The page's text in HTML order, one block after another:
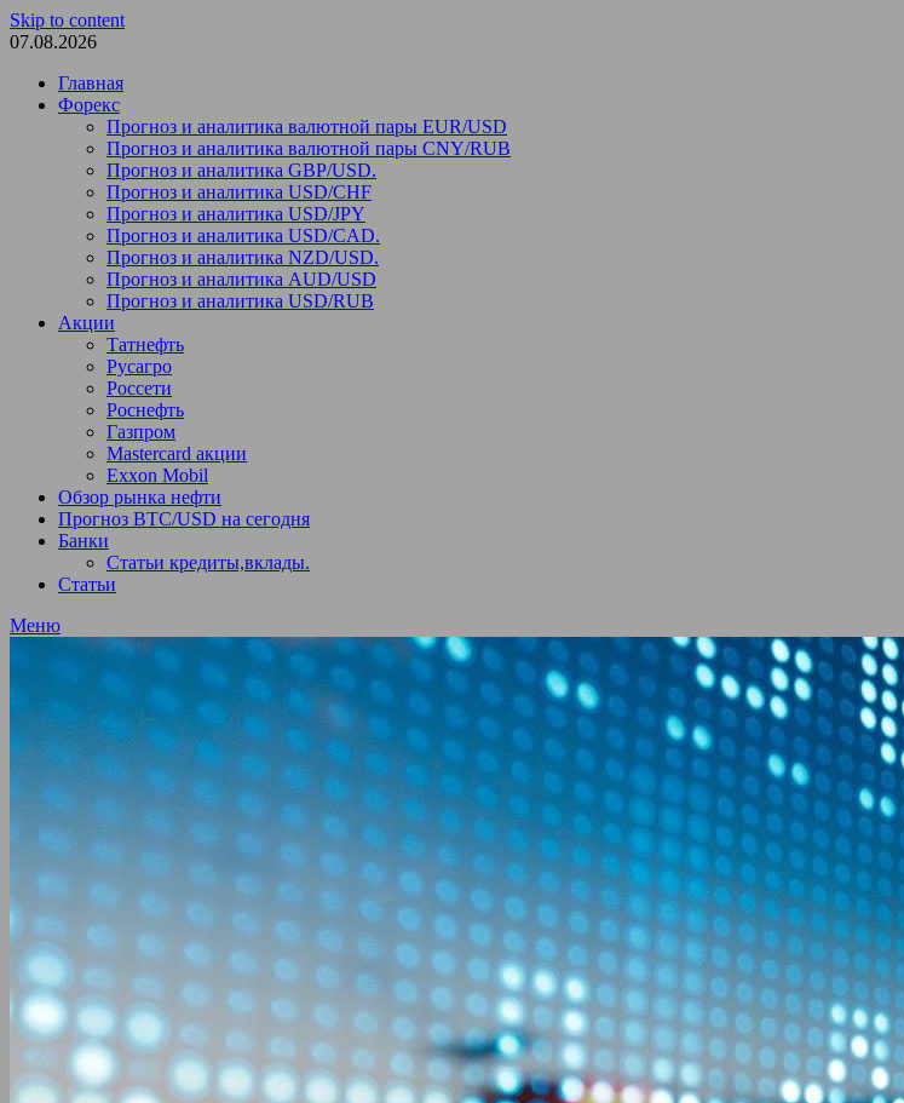
Skip to content
07.08.2026
Главная
Форекс
Прогноз и аналитика валютной пары EUR/USD
Прогноз и аналитика валютной пары CNY/RUB
Прогноз и аналитика GBP/USD.
Прогноз и аналитика USD/CHF
Прогноз и аналитика USD/JPY
Прогноз и аналитика USD/CAD.
Прогноз и аналитика NZD/USD.
Прогноз и аналитика AUD/USD
Прогноз и аналитика USD/RUB
Акции
Татнефть
Русагро
Россети
Роснефть
Газпром
Mastercard акции
Exxon Mobil
Обзор рынка нефти
Прогноз BTC/USD на сегодня
Банки
Статьи кредиты,вклады.
Статьи
Меню